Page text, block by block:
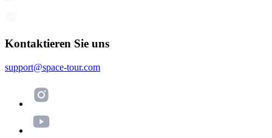
Kontaktieren Sie uns
support@space-tour.com